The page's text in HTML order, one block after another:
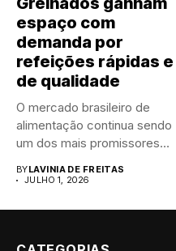
espaço com
demanda por
refeições rápidas e
de qualidade
O mercado brasileiro de
alimentação continua sendo
um dos mais promissores
BYLAVINIA DE FREITAS
JULHO 1, 2026